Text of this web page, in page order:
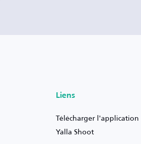
Liens
Télécharger l'application
Yalla Shoot